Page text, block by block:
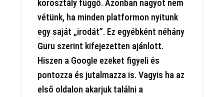
korosztály függő. Azonban nagyot nem
vétünk, ha minden platformon nyitunk
egy saját „irodát”. Ez egyébként néhány
Guru szerint kifejezetten ajánlott.
Hiszen a Google ezeket figyeli és
pontozza és jutalmazza is. Vagyis ha az
első oldalon akarjuk találni a